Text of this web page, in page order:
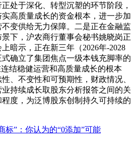
处于深化、转型沉塑的环节阶段，
高质量成长的资金根本，进一步加
变供给无力保障。二是正在金融监
下，沪农商行董事会秘书姚晓岗正
暗示，正在新三年（2026年-2028
确立了集团焦点一级本钱充脚率的
结稳健运营和高质量成长的根本
、不变性和可预期性，财政情况、
持续成长取股东分析报答之间的关
度，为泛博股东创制持久可持续的
标”：你认为的“0添加”可能